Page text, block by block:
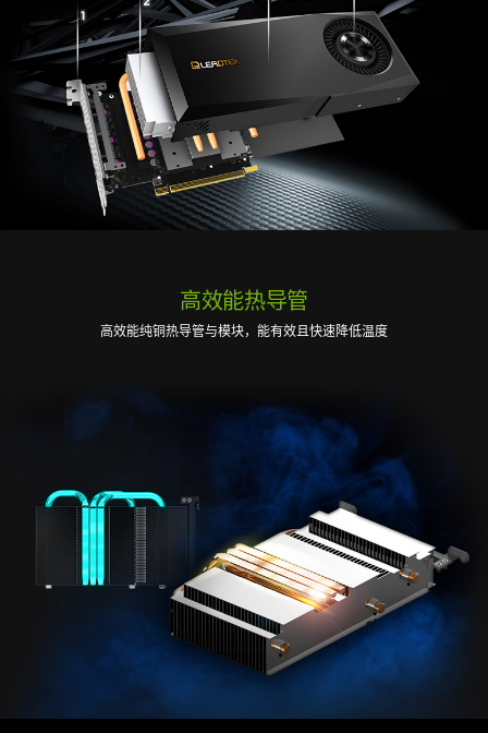
高效能热导管
高效能纯铜热导管与模块，能有效且快速降低温度